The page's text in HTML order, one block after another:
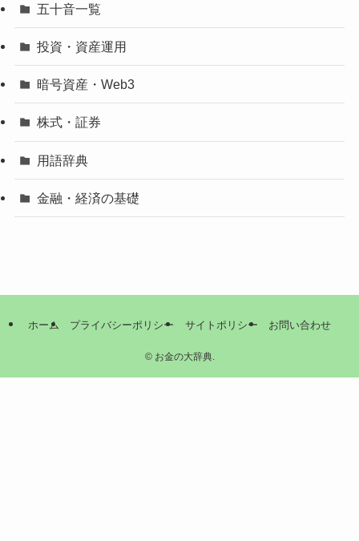
五十音一覧
投資・資産運用
暗号資産・Web3
株式・証券
用語辞典
金融・経済の基礎
ホーム プライバシーポリシー サイトポリシー お問い合わせ
©お金の大辞典.